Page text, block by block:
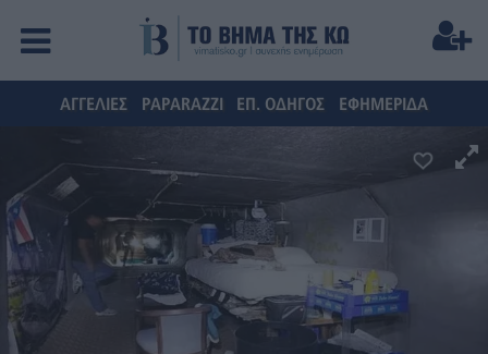
ΑΓΓΕΛΙΕΣ PAPARAZZI ΕΠ. ΟΔΗΓΟΣ ΕΦΗΜΕΡΙΔΑ